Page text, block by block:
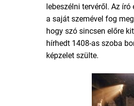
lebeszélni tervéről. Az
a saját szemével fog
hogy szó sincsen előre
hírhedt 1408-as szoba
képzelet szülte.